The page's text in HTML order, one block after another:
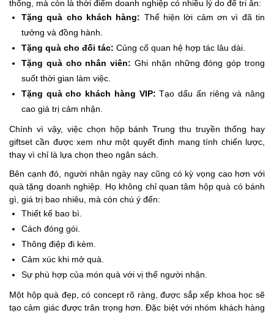
thống, mà còn là thời điểm doanh nghiệp có nhiều lý do để tri ân:
Tặng quà cho khách hàng: Thể hiện lời cảm ơn vì đã tin
tưởng và đồng hành.
Tặng quà cho đối tác: Củng cố quan hệ hợp tác lâu dài.
Tặng quà cho nhân viên: Ghi nhận những đóng góp trong
suốt thời gian làm việc.
Tặng quà cho khách hàng VIP: Tạo dấu ấn riêng và nâng
cao giá trị cảm nhận.
Chính vì vậy, việc chọn hộp bánh Trung thu truyền thống hay
giftset cần được xem như một quyết định mang tính chiến lược,
thay vì chỉ là lựa chọn theo ngân sách.
Bên cạnh đó, người nhận ngày nay cũng có kỳ vọng cao hơn với
quà tặng doanh nghiệp. Họ không chỉ quan tâm hộp quà có bánh
gì, giá trị bao nhiêu, mà còn chú ý đến:
Thiết kế bao bì.
Cách đóng gói.
Thông điệp đi kèm.
Cảm xúc khi mở quà.
Sự phù hợp của món quà với vị thế người nhận.
Một hộp quà đẹp, có concept rõ ràng, được sắp xếp khoa học sẽ
tạo cảm giác được trân trọng hơn. Đặc biệt với nhóm khách hàng